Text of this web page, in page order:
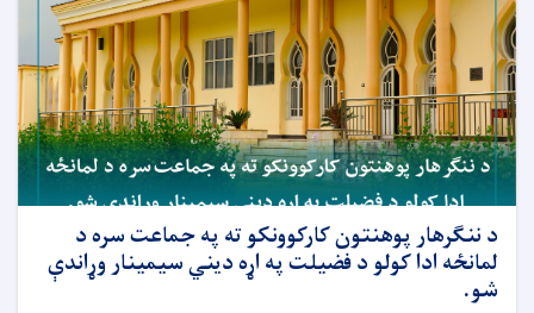
د ننګرهار پوهنتون کارکوونکو ته په جماعت سره د
لمانځه ادا کولو د فضیلت په اړه دیني سیمینار وړاندې
شو.